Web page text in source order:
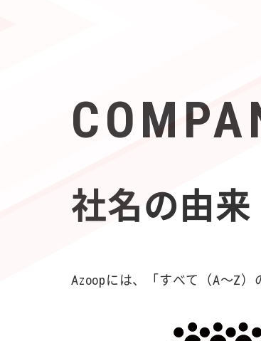
社名の由来
Azoopには、「すべて（A〜Z